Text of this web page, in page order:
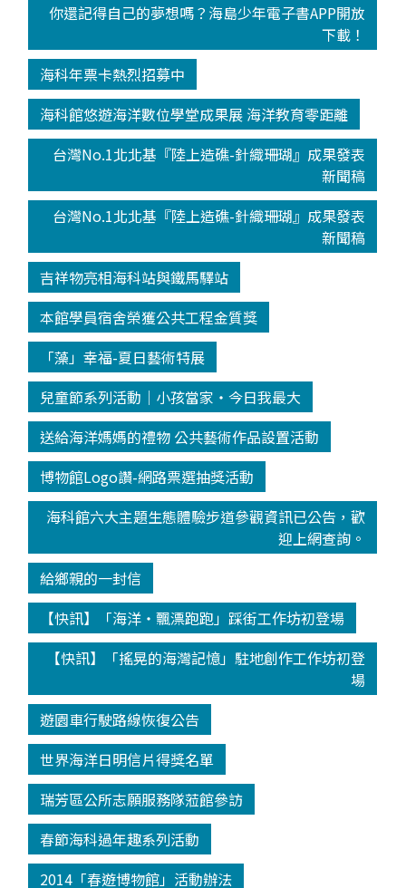
你還記得自己的夢想嗎？海島少年電子書APP開放
下載！
海科年票卡熱烈招募中
海科館悠遊海洋數位學堂成果展 海洋教育零距離
台灣No.1北北基『陸上造礁-針織珊瑚』成果發表
新聞稿
台灣No.1北北基『陸上造礁-針織珊瑚』成果發表
新聞稿
吉祥物亮相海科站與鐵馬驛站
本館學員宿舍榮獲公共工程金質獎
「藻」幸福-夏日藝術特展
兒童節系列活動│小孩當家‧今日我最大
送給海洋媽媽的禮物 公共藝術作品設置活動
博物館Logo讚-網路票選抽獎活動
海科館六大主題生態體驗步道參觀資訊已公告，歡
迎上網查詢。
給鄉親的一封信
【快訊】「海洋‧飄漂跑跑」踩街工作坊初登場
【快訊】「搖晃的海灣記憶」駐地創作工作坊初登
場
遊園車行駛路線恢復公告
世界海洋日明信片得獎名單
瑞芳區公所志願服務隊蒞館參訪
春節海科過年趣系列活動
2014「春遊博物館」活動辦法